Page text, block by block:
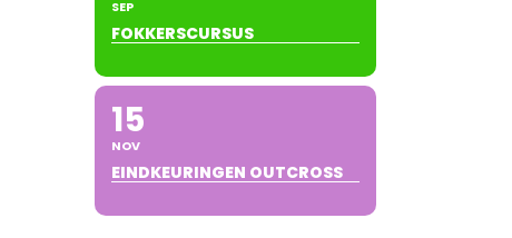
SEP
FOKKERSCURSUS
15
NOV
EINDKEURINGEN OUTCROSS